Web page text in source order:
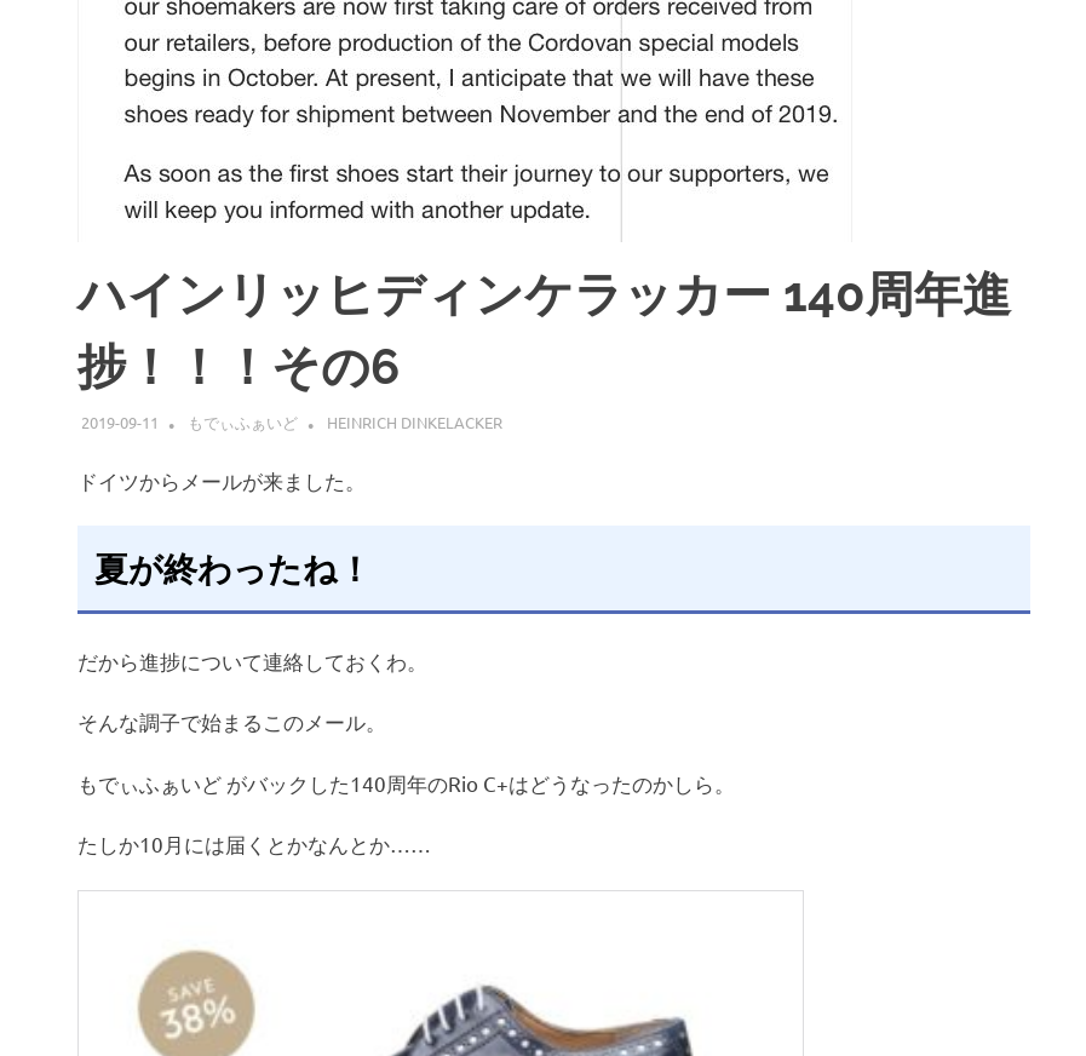
ハインリッヒディンケラッカー 140周年進
捗！！！その6
2019-09-11 もでぃふぁいど HEINRICH DINKELACKER
ドイツからメールが来ました。
夏が終わったね！
だから進捗について連絡しておくわ。
そんな調子で始まるこのメール。
もでぃふぁいど がバックした140周年のRio C+はどうなったのかしら。
たしか10月には届くとかなんとか……